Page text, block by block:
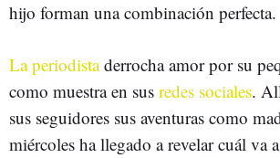
hijo forman una combinación perfecta.
La periodistaderrocha amor por su
como muestra en sus redes sociales.
sus seguidores sus aventuras como
miércoles ha llegado a revelar cuál va